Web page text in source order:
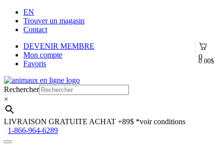
EN
Trouver un magasin
Contact
0
0.00$
DEVENIR MEMBRE
Mon compte
Favoris
Aller
à
la
navigation
Aller
au
contenu
Rechercher
×
LIVRAISON GRATUITE ACHAT +89$ *voir conditions
1-866-964-6289